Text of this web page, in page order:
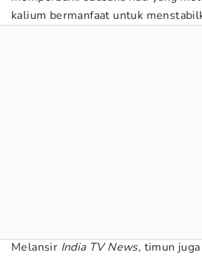
kalium bermanfaat untuk
Melansir India TV News, timun